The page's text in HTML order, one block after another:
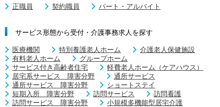
正職員 契約職員 パート・アルバイト
サービス形態から受付・介護事務求人を探す
医療機関 特別養護老人ホーム
介護老人保健施設
有料老人ホーム
グループホーム
サービス付き高齢者住宅
軽費老人ホーム（ケアハウス）
居宅系サービス 障害分野
通所サービス
通所サービス 障害分野
ショートステイ
短期入所 障害分野
訪問サービス
訪問看護
訪問サービス 障害分野
小規模多機能型居宅介護